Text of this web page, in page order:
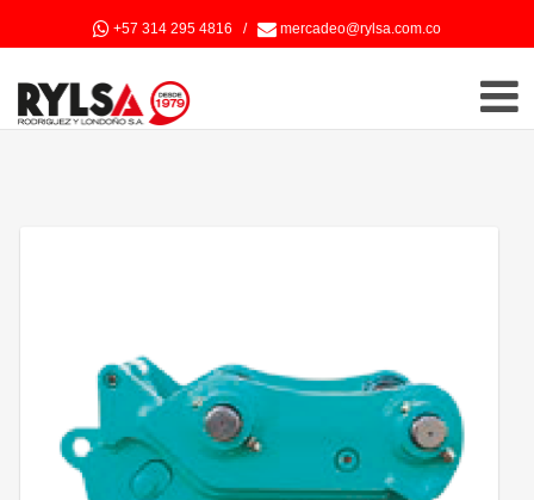
+57 314 295 4816 / mercadeo@rylsa.com.co